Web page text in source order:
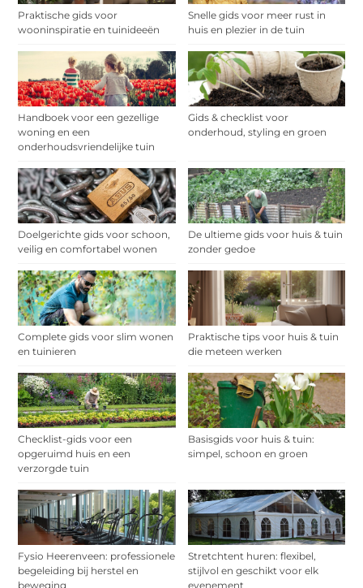
Praktische gids voor
wooninspiratie en tuinideeën
Snelle gids voor meer rust in
huis en plezier in de tuin
Handboek voor een gezellige
woning en een
onderhoudsvriendelijke tuin
Gids & checklist voor
onderhoud, styling en groen
Doelgerichte gids voor schoon,
veilig en comfortabel wonen
De ultieme gids voor huis & tuin
zonder gedoe
Complete gids voor slim wonen
en tuinieren
Praktische tips voor huis & tuin
die meteen werken
Checklist-gids voor een
opgeruimd huis en een
verzorgde tuin
Basisgids voor huis & tuin:
simpel, schoon en groen
Fysio Heerenveen: professionele
begeleiding bij herstel en
beweging
Stretchtent huren: flexibel,
stijlvol en geschikt voor elk
evenement